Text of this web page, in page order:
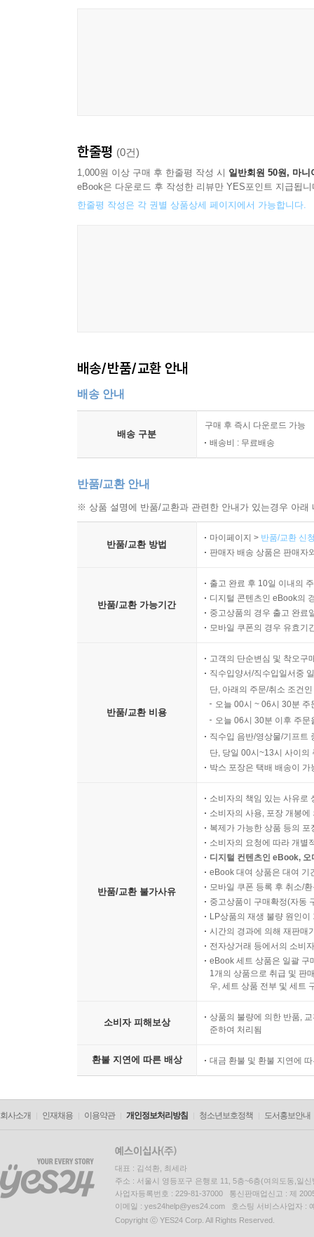
한줄평 (0건)
1,000원 이상 구매 후 한줄평 작성 시 일반회원 50원, 마니
eBook은 다운로드 후 작성한 리뷰만 YES포인트 지급됩니
한줄평 작성은 각 권별 상품상세 페이지에서 가능합니다.
배송/반품/교환 안내
배송 안내
배송 구분
구매 후 즉시 다운로드 가능
배송비 : 무료배송
반품/교환 안내
※ 상품 설명에 반품/교환과 관련한 안내가 있는경우 아
반품/교환 방법
마이페이지 > 반품/교환 신
판매자 배송 상품은 판매자
반품/교환 가능기간
출고 완료 후 10일 이내의
디지털 콘텐츠인 eBook의
중고상품의 경우 출고 완료
모바일 쿠폰의 경우 유효기
반품/교환 비용
고객의 단순변심 및 착오구
직수입양서/직수입일서중
단, 아래의 주문/취소 조건
오늘 00시 ~ 06시 30분
오늘 06시 30분 이후 주
직수입 음반/영상물/기프트
단, 당일 00시~13시 사이의
박스 포장은 택배 배송이
반품/교환 불가사유
소비자의 책임 있는 사유로
소비자의 사용, 포장 개봉
복제가 가능한 상품 등의
소비자의 요청에 따라 개별
디지털 컨텐츠인 eBook,
eBook 대여 상품은 대여 기
모바일 쿠폰 등록 후 취소/
중고상품이 구매확정(자동
LP상품의 재생 불량 원인
시간의 경과에 의해 재판매
전자상거래 등에서의 소비
eBook 세트 상품은 일괄 구
1개의 상품으로 취급 및 판
우, 세트 상품 전부 및 세트
소비자 피해보상
상품의 불량에 의한 반품,
준하여 처리됨
환불 지연에 따른 배상 대금 환불 및 환불 지연에
회사소개 인재채용 이용약관 개인정보처리방침 청소년보호정책 도서홍보안내
대표 : 김석환, 최세라
주소 : 서울시 영등포구 은행로 11, 5층~6층(여의도동,일신
사업자등록번호 : 229-81-37000 통신판매업신고 : 제
이메일 : yes24help@yes24.com 호스팅 서비스사업자 :
Copyright ⓒ YES24 Corp. All Rights Reserved.